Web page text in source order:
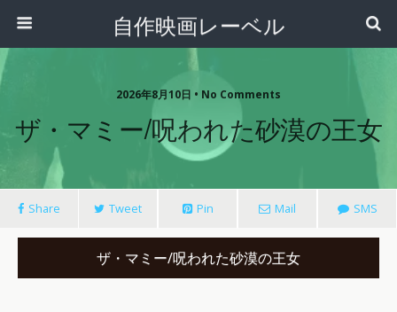
自作映画レーベル
2026年8月10日 • No Comments
ザ・マミー/呪われた砂漠の王女
Share Tweet Pin Mail SMS
ザ・マミー/呪われた砂漠の王女